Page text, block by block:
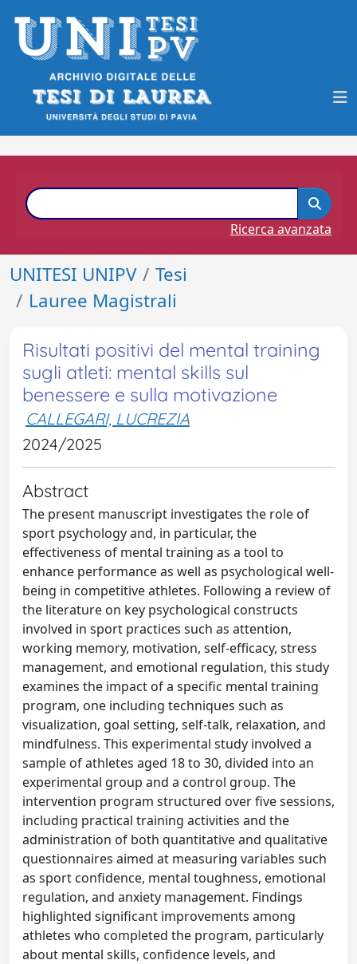
Ricerca avanzata
UNITESI UNIPV
Tesi
Lauree Magistrali
Risultati positivi del mental training
sugli atleti: mental skills sul
benessere e sulla motivazione
CALLEGARI, LUCREZIA
2024/2025
Abstract
The present manuscript investigates the role of
sport psychology and, in particular, the
effectiveness of mental training as a tool to
enhance performance as well as psychological well-
being in competitive athletes. Following a review of
the literature on key psychological constructs
involved in sport practices such as attention,
working memory, motivation, self-efficacy, stress
management, and emotional regulation, this study
examines the impact of a specific mental training
program, one including techniques such as
visualization, goal setting, self-talk, relaxation, and
mindfulness. This experimental study involved a
sample of athletes aged 18 to 30, divided into an
experimental group and a control group. The
intervention program structured over five sessions,
including practical training activities and the
administration of both quantitative and qualitative
questionnaires aimed at measuring variables such
as sport confidence, mental toughness, emotional
regulation, and anxiety management. Findings
highlighted significant improvements among
athletes who completed the program, particularly
about mental skills, confidence levels, and